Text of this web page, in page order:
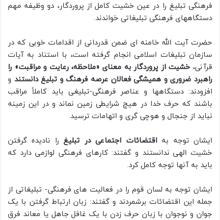
فرهنگی تبلیغ را در عین خشیت کامل از پروردگار، دو وظیفه مهم
دستگاههای فرهنگی تبلیغاتی خواندند.
حضرت آیت الله خامنه ای ضمن قدردانی از اقدامات خوبی که در
سازمان تبلیغات اسلامی انجام گرفته است، با استناد به آیات
قرآنی، خشیت از پروردگار به معنای «ملاحظه، رعایت و مراقبت» را
راهبرد ضروری و همیشگی فعالان عرصه فرهنگ و تبلیغ دانستند و
افزودند: دستگاهها و عناصر فرهنگی-تبلیغی باید کاملاً مراقب
باشند که حرف خدا در هیچ شرایطی زمین نماند و در این زمینه
نباید از جنجال و هوچی گری و اتهامات ترسید.
ایشان توجه بهاقتضائات اجتماعی در تبلیغرا نادیده گرفتن
خشیت الهی ندانستند و گفتند: کارهای فرهنگی لوازمی دارد که
باید به آنها توجه کامل کرد.
ایشان توجه به لسان قوم را در فعالیت های فرهنگی- تبلیغاتی از
جمله این اقتضائات برشمردند و گفتند: زبان ارتباط گرفتن با یک
جوان و نوجوان با زبان حرف زدن با یک غافل جاهل یا معاند فرق